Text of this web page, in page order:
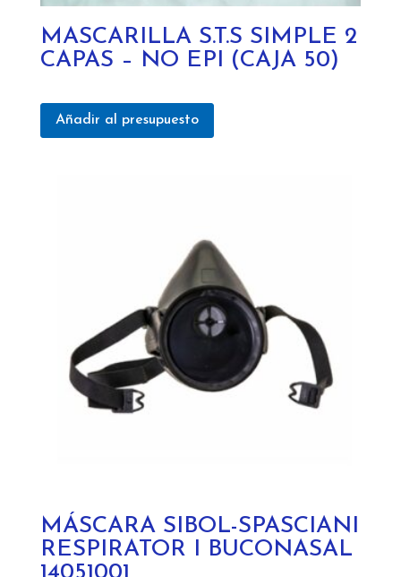
MASCARILLA S.T.S SIMPLE 2
CAPAS – NO EPI (CAJA 50)
Añadir al presupuesto
MÁSCARA SIBOL-SPASCIANI
RESPIRATOR I BUCONASAL